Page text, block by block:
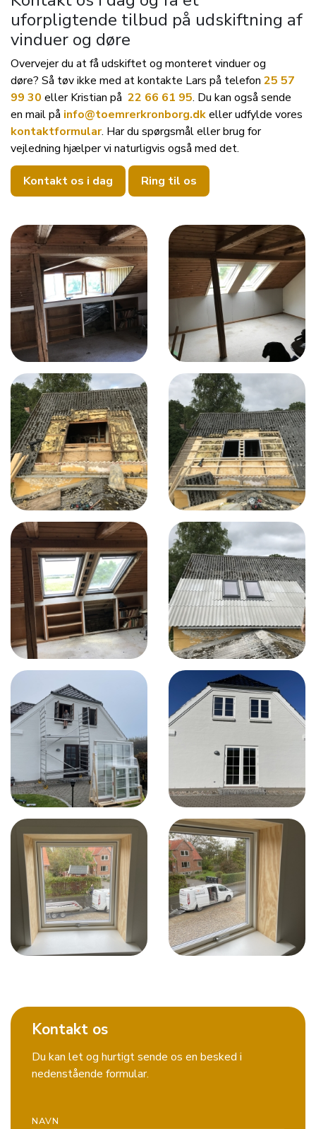
uforpligtende tilbud på udskiftning af
vinduer og døre
Overvejer du at få udskiftet og monteret vinduer og
døre? Så tøv ikke med at kontakte Lars på telefon 25 57
99 30 eller Kristian på 22 66 61 95. Du kan også sende
en mail på info@toemrerkronborg.dkeller udfylde vores
kontaktformular. Har du spørgsmål eller brug for
vejledning hjælper vi naturligvis også med det.
Kontakt os i dag Ring til os
Kontakt os
Du kan let og hurtigt sende os en besked i
nedenstående formular.
NAVN